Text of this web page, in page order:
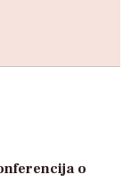
o